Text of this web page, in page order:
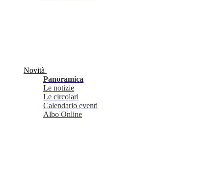
Novità
Panoramica
Le notizie
Le circolari
Calendario eventi
Albo Online